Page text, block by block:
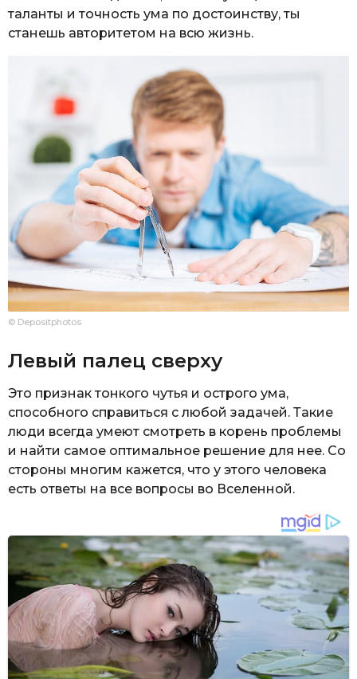
таланты и точность ума по достоинству, ты
станешь авторитетом на всю жизнь.
© Depositphotos
Левый палец сверху
Это признак тонкого чутья и острого ума,
способного справиться с любой задачей. Такие
люди всегда умеют смотреть в корень проблемы
и найти самое оптимальное решение для нее. Со
стороны многим кажется, что у этого человека
есть ответы на все вопросы во Вселенной.